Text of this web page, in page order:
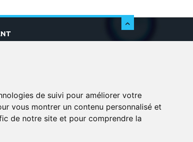
de suivi pour améliorer votre
vous montrer un contenu personnalisé et
de notre site et pour comprendre la
c